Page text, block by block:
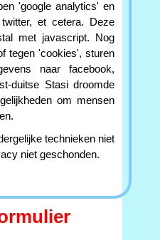
'google analytics' en
et cetera. Deze
met javascript. Nog
tegen 'cookies', sturen
naar facebook,
duitse Stasi droomde
om mensen
technieken niet
niet geschonden.